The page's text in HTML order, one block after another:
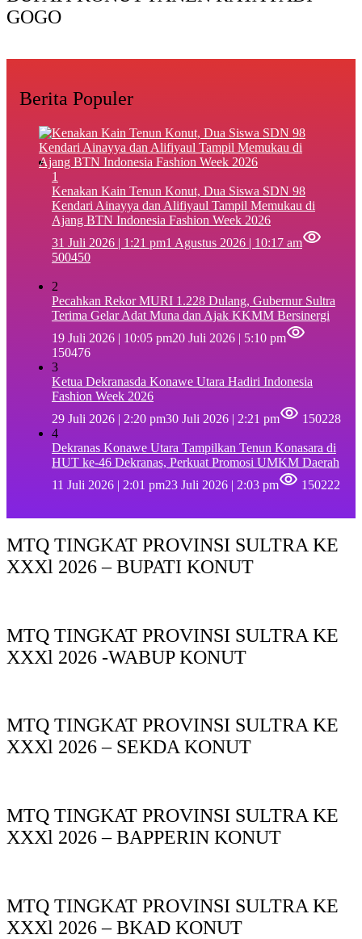
GOGO
Berita Populer
1
‎Kenakan Kain Tenun Konut, Dua Siswa SDN 98
Kendari Ainayya dan Alifiyaul Tampil Memukau di
Ajang BTN Indonesia Fashion Week 2026
31 Juli 2026 | 1:21 pm1 Agustus 2026 | 10:17 am
500450
2
Pecahkan Rekor MURI 1.228 Dulang, Gubernur Sultra
Terima Gelar Adat Muna dan Ajak KKMM Bersinergi
19 Juli 2026 | 10:05 pm20 Juli 2026 | 5:10 pm
150476
3
Ketua Dekranasda Konawe Utara Hadiri Indonesia
Fashion Week 2026
29 Juli 2026 | 2:20 pm30 Juli 2026 | 2:21 pm
150228
4
Dekranas Konawe Utara Tampilkan Tenun Konasara di
HUT ke-46 Dekranas, Perkuat Promosi UMKM Daerah
11 Juli 2026 | 2:01 pm23 Juli 2026 | 2:03 pm 150222
MTQ TINGKAT PROVINSI SULTRA KE
XXXl 2026 – BUPATI KONUT
MTQ TINGKAT PROVINSI SULTRA KE
XXXl 2026 -WABUP KONUT
MTQ TINGKAT PROVINSI SULTRA KE
XXXl 2026 – SEKDA KONUT
MTQ TINGKAT PROVINSI SULTRA KE
XXXl 2026 – BAPPERIN KONUT
MTQ TINGKAT PROVINSI SULTRA KE
XXXl 2026 – BKAD KONUT